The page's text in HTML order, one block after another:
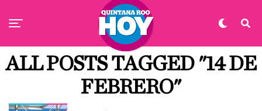
ALL POSTS TAGGED "14 DE
FEBRERO"